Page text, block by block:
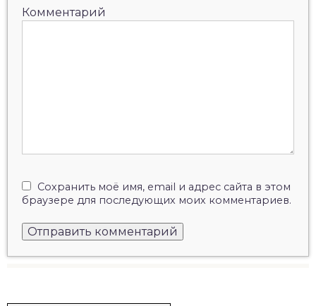
Комментарий
Сохранить моё имя, email и адрес сайта в этом
браузере для последующих моих комментариев.